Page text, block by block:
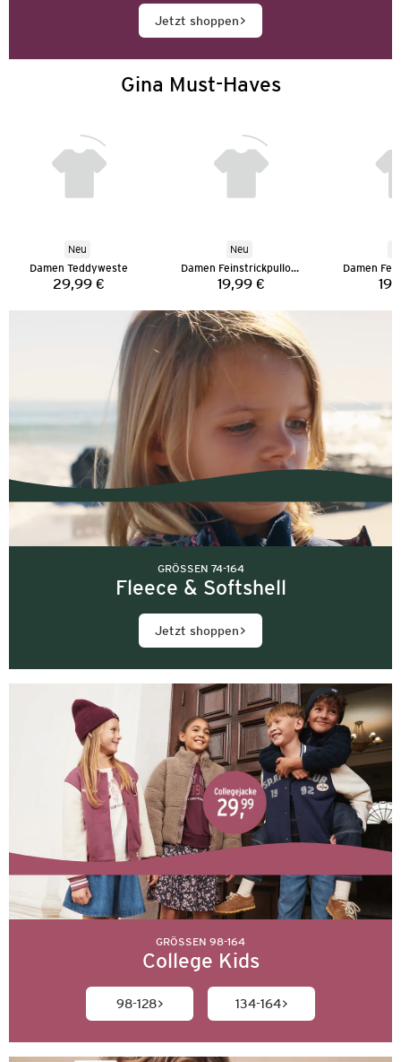
Jetzt shoppen
Gina Must-Haves
Neu
Damen Teddyweste
Preis:
29,99 €
Neu
Damen Feinstrickpullover
Preis:
19,99 €
GRÖSSEN 74-164
Fleece & Softshell
Jetzt shoppen
GRÖSSEN 98-164
College Kids
98-128 134-164